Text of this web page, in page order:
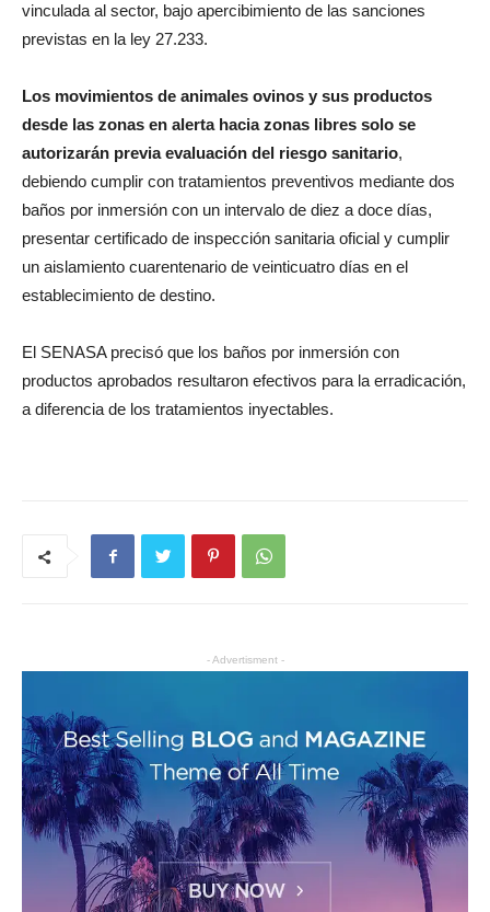
vinculada al sector, bajo apercibimiento de las sanciones
previstas en la ley 27.233.
Los movimientos de animales ovinos y sus productos
desde las zonas en alerta hacia zonas libres solo se
autorizarán previa evaluación del riesgo sanitario,
debiendo cumplir con tratamientos preventivos mediante dos
baños por inmersión con un intervalo de diez a doce días,
presentar certificado de inspección sanitaria oficial y cumplir
un aislamiento cuarentenario de veinticuatro días en el
establecimiento de destino.
El SENASA precisó que los baños por inmersión con
productos aprobados resultaron efectivos para la erradicación,
a diferencia de los tratamientos inyectables.
- Advertisment -